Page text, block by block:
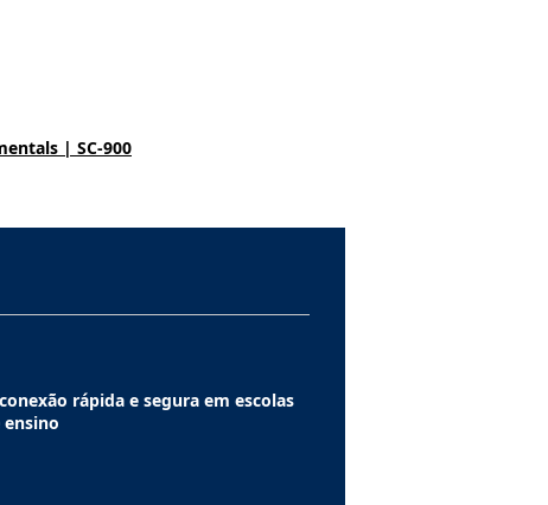
| SC-900
rápida e segura em escolas